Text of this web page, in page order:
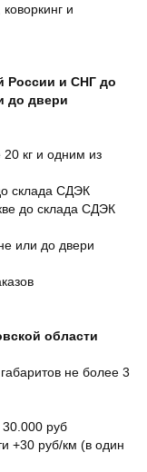
и
России и СНГ до
до двери
кг и одним из
склада СДЭК
до склада СДЭК
или до двери
области
не более 3
30.000 руб
+30 руб/км (в один